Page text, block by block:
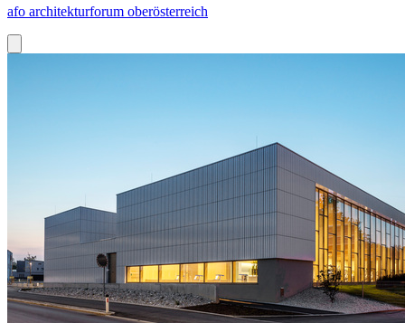
afo architekturforum oberösterreich